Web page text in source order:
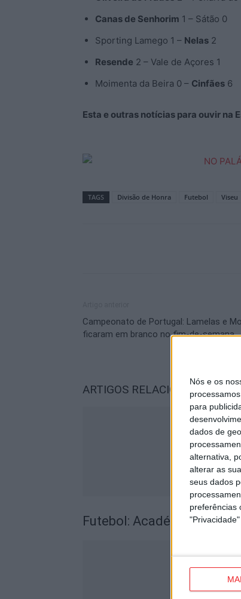
Nós e os
para
dados de
alternativa,
alterar as
seus dados
preferências
Canas de Senhorim 1 – Sátão 0
Sporting Lamego 1 – Nelas 2
Resende 2 – Vale de Açores 1
Moimenta da Beira 0 – Cinfães 6
Esta e outras notícias para ouvir na
TAGS Divisão de Honra Futebol Viseu
Campeonato de Portugal: Lamelas e
ficaram em branco no fim-de-semana
ARTIGOS RELACIONADOS
Futebol: Académico de